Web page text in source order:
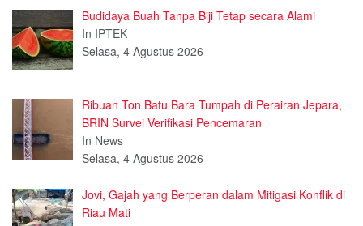
Budidaya Buah Tanpa Biji Tetap secara Alami
In IPTEK
Selasa, 4 Agustus 2026
Ribuan Ton Batu Bara Tumpah di Perairan Jepara,
BRIN Survei Verifikasi Pencemaran
In News
Selasa, 4 Agustus 2026
Jovi, Gajah yang Berperan dalam Mitigasi Konflik di
Riau Mati